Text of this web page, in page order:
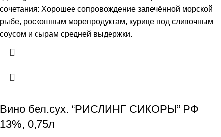
сочетания: Хорошее сопровождение запечённой морской
рыбе, роскошным морепродуктам, курице под сливочным
соусом и сырам средней выдержки.
Вино бел.сух. “РИСЛИНГ СИКОРЫ” РФ
13%, 0,75л